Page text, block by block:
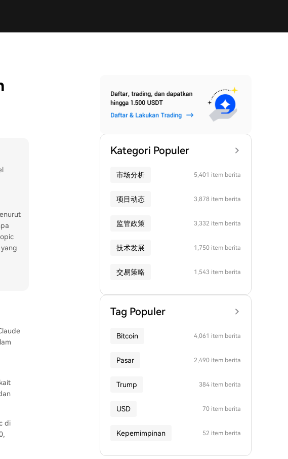
di
Kategori Populer
市场分析 5,401 item berita
项目动态 3,878 item berita
监管政策 3,332 item berita
技术发展 1,750 item berita
交易策略 1,543 item berita
Tag Populer
Bitcoin 4,061 item berita
Pasar 2,490 item berita
Trump 384 item berita
USD 70 item berita
Kepemimpinan 52 item berita